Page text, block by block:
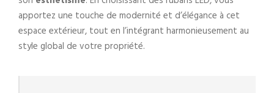
apportez une touche de modernité et d’élégance à cet
espace extérieur, tout en l’intégrant harmonieusement au
style global de votre propriété.